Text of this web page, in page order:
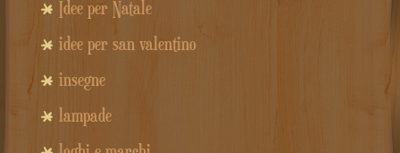
Idee per Natale
idee per san valentino
insegne
lampade